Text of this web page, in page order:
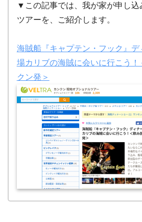
▼この記事では、我が家が申し込
ツアーを、ご紹介します。
海賊船『キャプテン・フック』デ
場カリブの海賊に会いに行こう！
クン発＞